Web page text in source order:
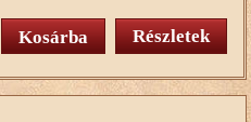
Részletek